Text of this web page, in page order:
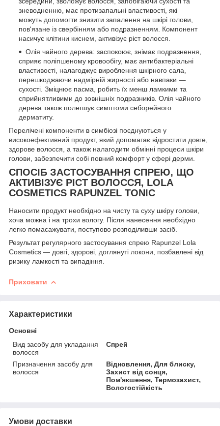
зневодненню, має протизапальні властивості, які
можуть допомогти знизити запалення на шкірі голови,
пов'язане із свербінням або подразненням. Компонент
насичує клітини киснем, активізує ріст волосся.
Олія чайного дерева: заспокоює, знімає подразнення,
сприяє поліпшеному кровообігу, має антибактеріальні
властивості, налагоджує вироблення шкірного сала,
перешкоджаючи надмірній жирності або навпаки —
сухості. Зміцнює пасма, робить їх менш ламкими та
сприйнятливими до зовнішніх подразників. Олія чайного
дерева також полегшує симптоми себорейного
дерматиту.
Перелічені компоненти в симбіозі поєднуються у
високоефективний продукт, який допомагає відростити довге,
здорове волосся, а також налагодити обмінні процеси шкіри
голови, забезпечити собі повний комфорт у сфері дерми.
СПОСІБ ЗАСТОСУВАННЯ СПРЕЮ, ЩО
АКТИВІЗУЄ РІСТ ВОЛОССЯ, LOLA
COSMETICS RAPUNZEL TONIC
Наносити продукт необхідно на чисту та суху шкіру голови,
хоча можна і на трохи вологу. Після нанесення необхідно
легко помасажувати, поступово розподіливши засіб.
Результат регулярного застосування спрею Rapunzel Lola
Cosmetics — довгі, здорові, доглянуті локони, позбавлені від
ризику ламкості та випадіння.
Приховати
Характеристики
Основні
Вид засобу для укладання
волосся
Спрей
Призначення засобу для
волосся
Відновлення, Для блиску,
Захист від сонця,
Пом'якшення, Термозахист,
Вологостійкість
Умови доставки